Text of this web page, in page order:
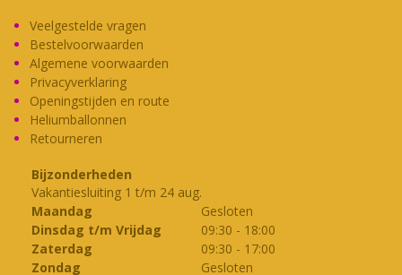
Veelgestelde vragen
Bestelvoorwaarden
Algemene voorwaarden
Privacyverklaring
Openingstijden en route
Heliumballonnen
Retourneren
Bijzonderheden
Vakantiesluiting 1 t/m 24 aug.
Maandag
Gesloten
Dinsdag t/m Vrijdag
09:30 - 18:00
Zaterdag
09:30 - 17:00
Zondag
Gesloten